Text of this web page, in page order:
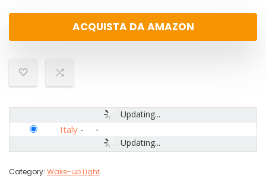
ACQUISTA DA AMAZON
Updating...
Updating...
Italy -
Category: Wake-up Light